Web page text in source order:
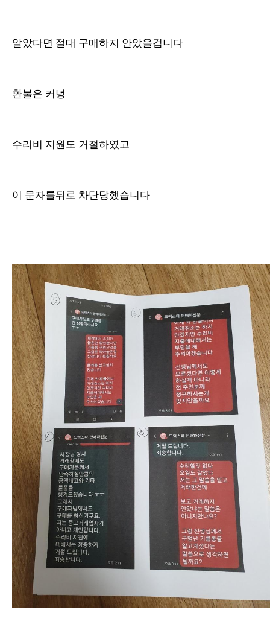
알았다면 절대 구매하지 안았을겁니다
환불은 커녕
수리비 지원도 거절하였고
이 문자를뒤로 차단당했습니다